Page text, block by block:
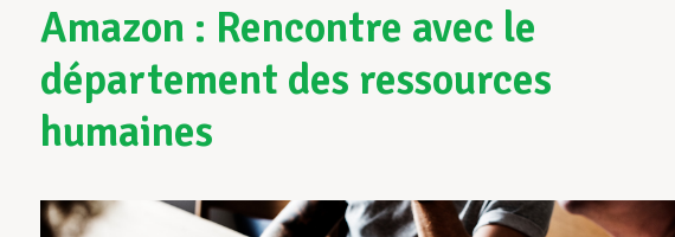
Amazon : Rencontre avec le
département des ressources
humaines